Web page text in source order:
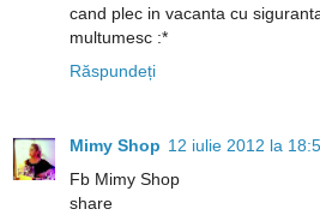
cand plec in vacanta cu
multumesc :*
Răspundeți
Mimy Shop 12 iulie 2012 la
Fb Mimy Shop